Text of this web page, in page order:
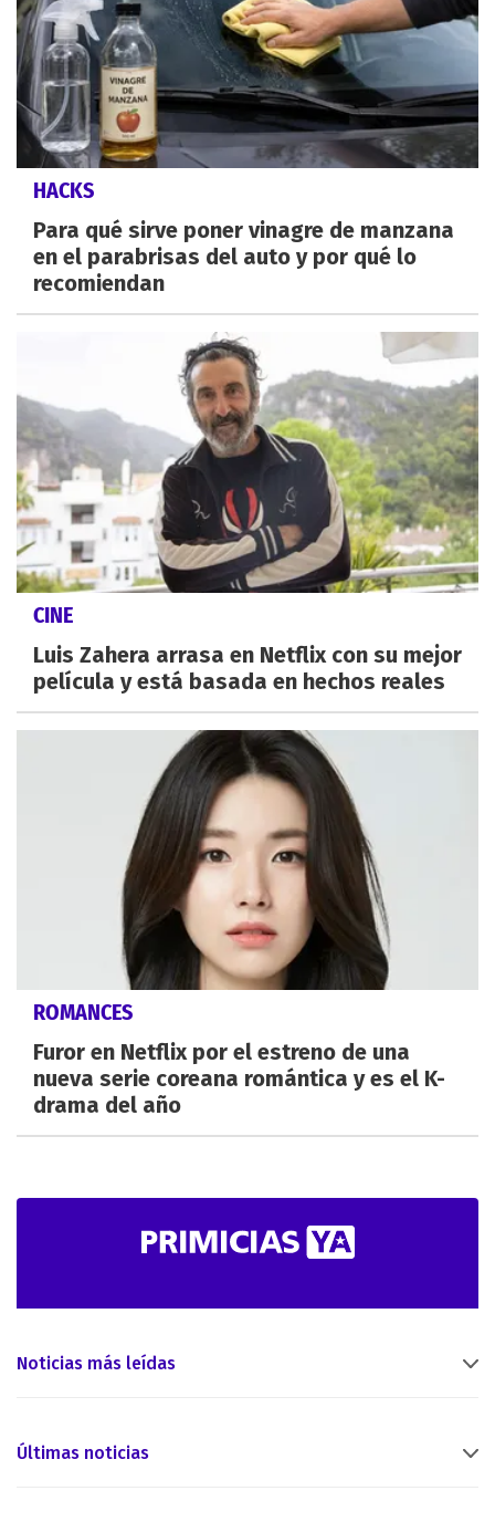
HACKS
Para qué sirve poner vinagre de manzana
en el parabrisas del auto y por qué lo
recomiendan
CINE
Luis Zahera arrasa en Netflix con su mejor
película y está basada en hechos reales
ROMANCES
Furor en Netflix por el estreno de una
nueva serie coreana romántica y es el K-
drama del año
Noticias más leídas
Últimas noticias